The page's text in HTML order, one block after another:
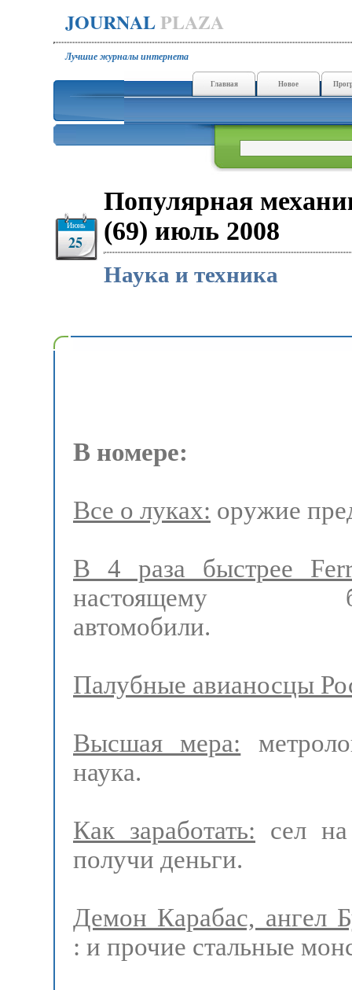
JOURNALPLAZA
Лучшие журналы интернета
Главная Новое
Июнь
25
Популярная
(69) июль 2008
Наука и техника
В номере:
Все о луках: оружие
В 4 раза быстрее
настоящему
автомобили.
Палубные авианосцы
Высшая мера:
наука.
Как заработать: сел
получи деньги.
Демон Карабас, ангел
: и прочие стальные